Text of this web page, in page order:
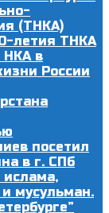
(ТНКА)
летия ТНКА
НКА в
России
посетил
в г. СПб
мусульман.